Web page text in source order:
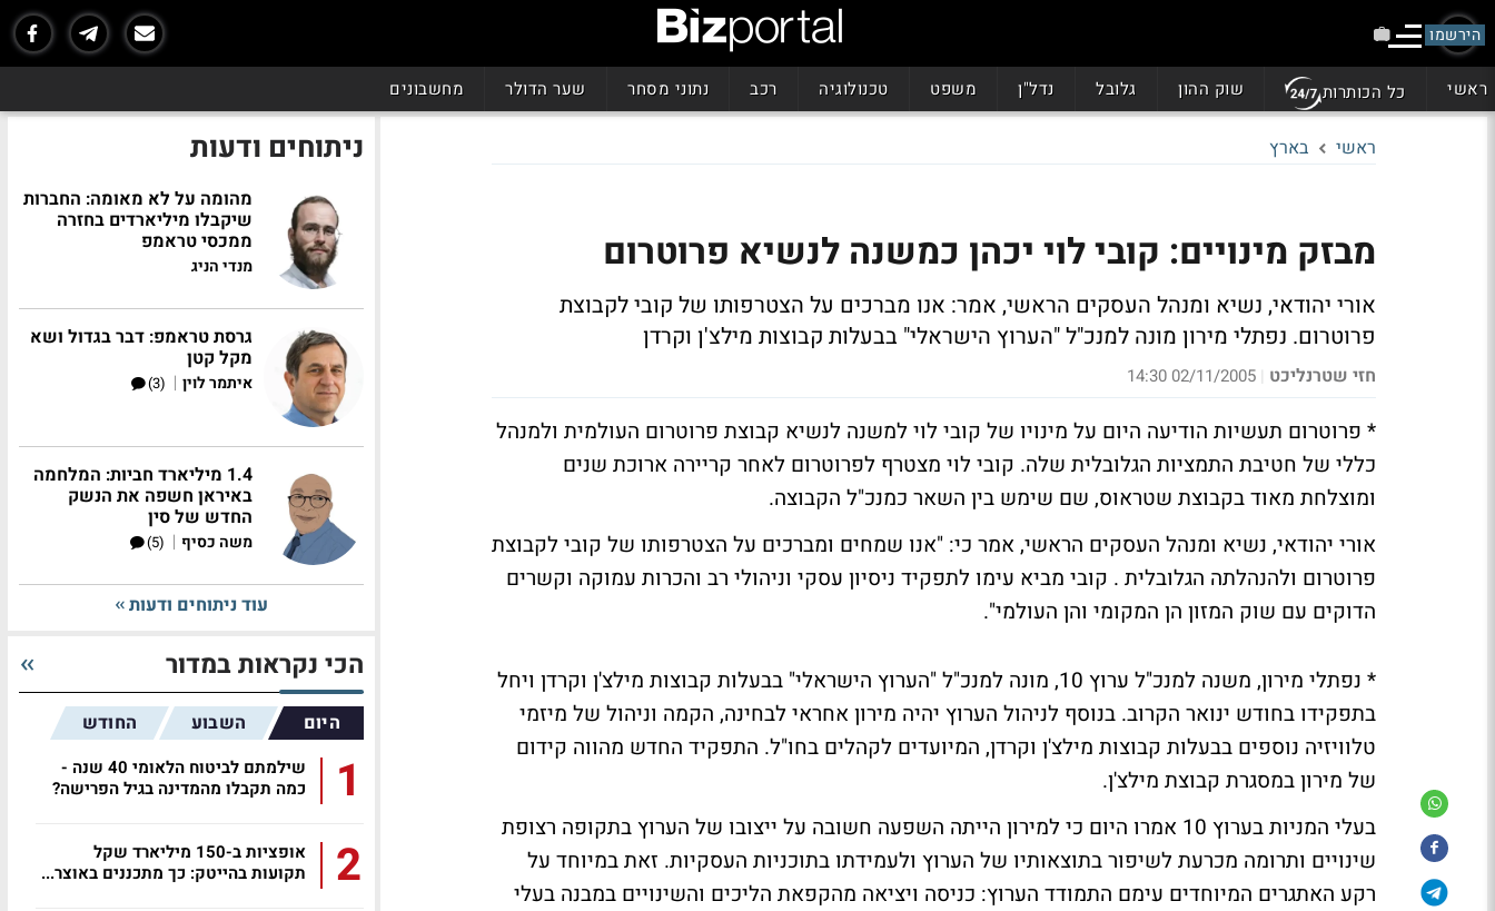
הירשמו
ראשי כל הכותרות שוק ההון גלובל נדל"ן משפט טכנולוגיה רכב נתוני מסחר שער הדולר מחשבונים
ראשי בארץ
מבזק מינויים: קובי לוי יכהן כמשנה לנשיא פרוטרום
אורי יהודאי, נשיא ומנהל העסקים הראשי, אמר: אנו מברכים על הצטרפותו של קובי לקבוצת
פרוטרום. נפתלי מירון מונה למנכ"ל "הערוץ הישראלי" בבעלות קבוצות מילצ'ן וקרדן
חזי שטרנליכט |
02/11/2005 14:30
* פרוטרום תעשיות הודיעה היום על מינויו של קובי לוי למשנה לנשיא קבוצת פרוטרום העולמית ולמנהל
כללי של חטיבת התמציות הגלובלית שלה. קובי לוי מצטרף לפרוטרום לאחר קריירה ארוכת שנים
ומוצלחת מאוד בקבוצת שטראוס, שם שימש בין השאר כמנכ"ל הקבוצה.
אורי יהודאי, נשיא ומנהל העסקים הראשי, אמר כי: "אנו שמחים ומברכים על הצטרפותו של קובי לקבוצת
פרוטרום ולהנהלתה הגלובלית . קובי מביא עימו לתפקיד ניסיון עסקי וניהולי רב והכרות עמוקה וקשרים
הדוקים עם שוק המזון הן המקומי והן העולמי".
* נפתלי מירון, משנה למנכ"ל ערוץ 10, מונה למנכ"ל "הערוץ הישראלי" בבעלות קבוצות מילצ'ן וקרדן ויחל
בתפקידו בחודש ינואר הקרוב. בנוסף לניהול הערוץ יהיה מירון אחראי לבחינה, הקמה וניהול של מיזמי
טלוויזיה נוספים בבעלות קבוצות מילצ'ן וקרדן, המיועדים לקהלים בחו"ל. התפקיד החדש מהווה קידום
של מירון במסגרת קבוצת מילצ'ן.
בעלי המניות בערוץ 10 אמרו היום כי למירון הייתה השפעה חשובה על ייצובו של הערוץ בתקופה רצופת
שינויים ותרומה מכרעת לשיפור בתוצאותיו של הערוץ ולעמידתו בתוכניות העסקיות. זאת במיוחד על
רקע האתגרים המיוחדים עימם התמודד הערוץ: כניסה ויציאה מהקפאת הליכים והשינויים במבנה בעלי
ניתוחים ודעות
מהומה על לא מאומה: החברות
שיקבלו מיליארדים בחזרה
ממכסי טראמפ
מנדי הניג
גרסת טראמפ: דבר בגדול ושא
מקל קטן
איתמר לוין |
(3)
1.4 מיליארד חביות: המלחמה
באיראן חשפה את הנשק
החדש של סין
משה כסיף |
(5)
עוד ניתוחים ודעות
הכי נקראות במדור
היום השבוע החודש
1
שילמתם לביטוח הלאומי 40 שנה -
כמה תקבלו מהמדינה בגיל הפרישה?
2
אופציות ב-150 מיליארד שקל
תקועות בהייטק: כך מתכננים באוצר...